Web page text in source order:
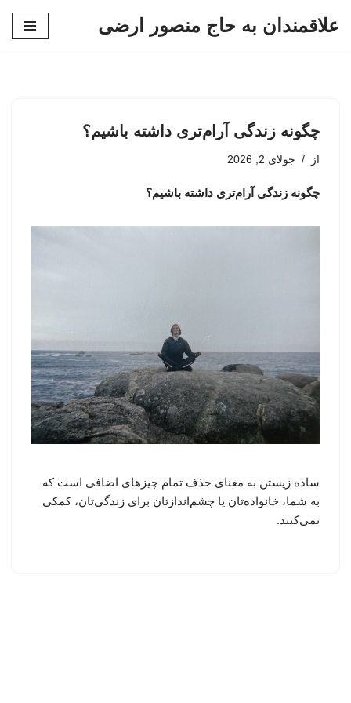
علاقمندان به حاج منصور ارضی
چگونه زندگی آرام‌تری داشته باشیم؟
از جولای 2, 2026
چگونه زندگی آرام‌تری داشته باشیم؟
ساده زیستن به معنای حذف تمام چیزهای اضافی است که
به شما، خانواده‌تان یا چشم‌اندازتان برای زندگی‌تان، کمکی
نمی‌کنند.